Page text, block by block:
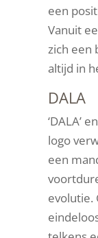
een
Vanuit
zich een
altijd in
DALA
‘DALA’
logo
een
evolutie.